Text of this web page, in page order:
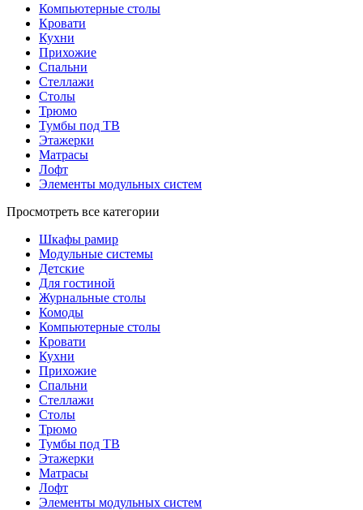
Компьютерные столы
Кровати
Кухни
Прихожие
Спальни
Стеллажи
Столы
Трюмо
Тумбы под ТВ
Этажерки
Матрасы
Лофт
Элементы модульных систем
Просмотреть все категории
Шкафы рамир
Модульные системы
Детские
Для гостиной
Журнальные столы
Комоды
Компьютерные столы
Кровати
Кухни
Прихожие
Спальни
Стеллажи
Столы
Трюмо
Тумбы под ТВ
Этажерки
Матрасы
Лофт
Элементы модульных систем